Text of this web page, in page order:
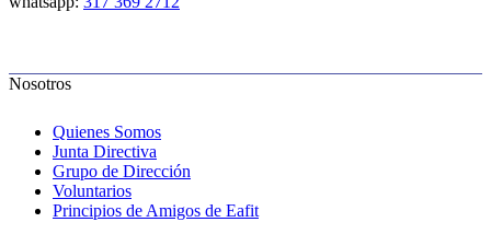
Nosotros
Quienes Somos
Junta Directiva
Grupo de Dirección
Voluntarios
Principios de Amigos de Eafit